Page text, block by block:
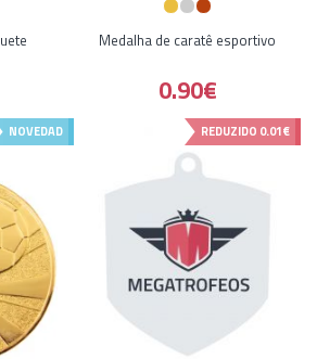
Medalha de caratê esportivo
0.90€
NOVEDAD REDUZIDO 0.01€